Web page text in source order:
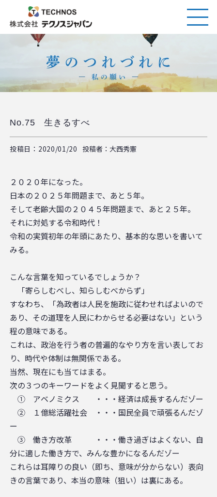
No.75 生きるすべ
投稿日：2020/01/20 投稿者：大西秀憲
２０２０年になった。
日本の２０２５年問題まで、あと５年。
そして老齢大国の２０４５年問題まで、あと２５年。
それに対処する令和時代！
令和の実質初年の年頭にあたり、基本的な思いを書いて
みる。
こんな言葉を知っているでしょうか？
「寄らしむべし、知らしむべからず」
すなわち、「為政者は人民を施政に従わせればよいので
あり、その道理を人民にわからせる必要はない」という
程の意味である。
これは、政治を行う者の普遍的なやり方を言い表してお
り、時代や体制は無関係である。
当然、現在にも当てはまる。
次の３つのキーワードをよく見聞すると思う。
① アベノミクス ・・・経済は成長するんだゾー
② １億総活躍社会 ・・・国民全員で頑張るんだゾ
ー
③ 働き方改革 ・・・働き過ぎはよくない、自
分に適した働き方で、みんな豊かになるんだゾー
これらは耳障りの良い（即ち、意味が分からない）表向
きの言葉であり、本当の意味（狙い）は裏にある。